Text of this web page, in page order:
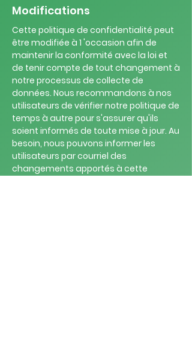
Modifications
Cette politique de confidentialité peut
être modifiée à 1 'occasion afin de
maintenir la conformité avec la loi et
de tenir compte de tout changement à
notre processus de collecte de
données. Nous recommandons à nos
utilisateurs de vérifier notre politique de
temps à autre pour s'assurer qu'ils
soient informés de toute mise à jour. Au
besoin, nous pouvons informer les
utilisateurs par courriel des
changements apportés à cette